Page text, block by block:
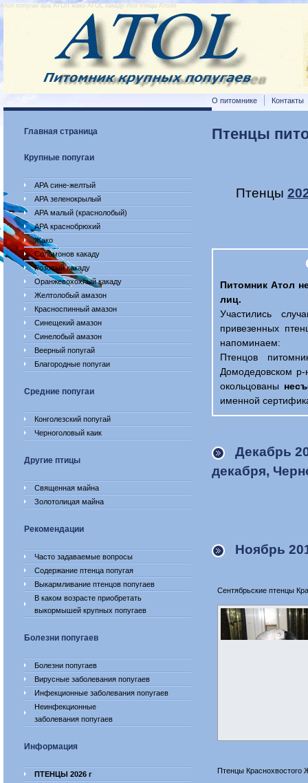
Атол попугаи ара АТОЛ жако ATOL какаду Atol птицы Атолл
О питомнике Контакты
Главная страница
Крупные попугаи
АРА сине-желтый
АРА зеленокрылый
АРА малый (краснолобый)
АРА краснобрюхий
Жако
Соломонов какаду
Розовый какаду
Оранжевохохлый какаду
Желтолобый амазон
Красноспинный амазон
Синещекий амазон
Синелобый амазон
Веерный попугай
Благородные попугаи
Средние попугаи
Конголезский попугай
Черноголовый каик
Другие птицы
Священная майна
Золотолицая майна
Рекомендации
Часто задаваемые вопросы
Содержание птенца попугая
Выкармливание птенцов попугаев
В каком возрасте приобретать
выкормышей крупных попугаев
Болезни попугаев
Болезни попугаев
Вирусные заболевания попугаев
Инфекционные заболевания попугаев
Неинфекционные
заболевания попугаев
Информация
ПТЕНЦЫ 2026 г
Птенцы
Птенцы
Питомник Атол
лиц.
Участились
привезенных
напоминаем:
Птенцов
Домодедовском
окольцованы
именной
Декабрь
декабря,
Ноябрь
Сентябрьские птенцы
Птенцы Краснохвостого